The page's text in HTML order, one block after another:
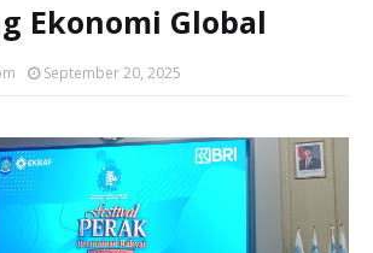
Ekonomi Global
September 20, 2025